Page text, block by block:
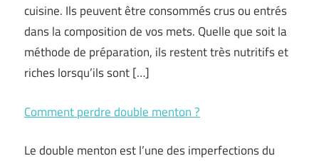
cuisine. Ils peuvent être consommés crus ou entrés
dans la composition de vos mets. Quelle que soit la
méthode de préparation, ils restent très nutritifs et
riches lorsqu’ils sont […]
Comment perdre double menton ?
Le double menton est l’une des imperfections du